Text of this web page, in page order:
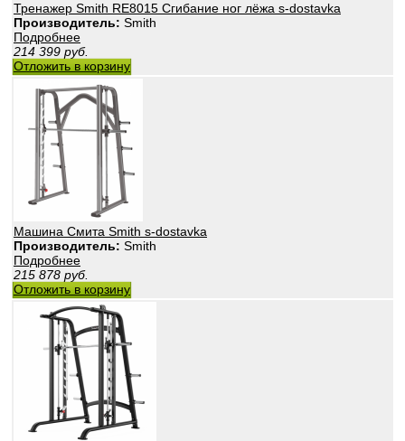
Тренажер Smith RE8015 Сгибание ног лёжа s-dostavka
Производитель: Smith
Подробнее
214 399 руб.
Отложить в корзину
Машина Смита Smith s-dostavka
Производитель: Smith
Подробнее
215 878 руб.
Отложить в корзину